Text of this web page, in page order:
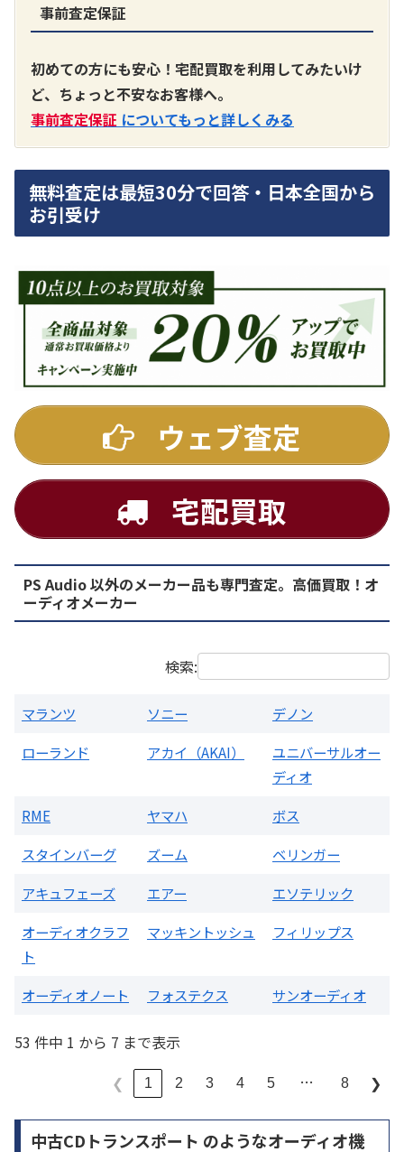
A3300 真空管プリアンプ
買取価格：お問合せください
SONY
DA7000ES アンプ
買取価格：お問合せください
DENON
PMA-1500AE プリメインアンプ
買取価格：お問合せください
事前査定保証
初めての方にも安心！宅配買取を利用してみたいけ
ど、ちょっと不安なお客様へ。
事前査定保証 についてもっと詳しくみる
無料査定は最短30分で回答・日本全国から
お引受け
ウェブ査定
宅配買取
PS Audio 以外のメーカー品も専門査定。高価買取！オ
ーディオメーカー
検索:
マランツ ソニー
デノン
ローランド
アカイ（AKAI）
ユニバーサルオー
ディオ
RME
ヤマハ
ボス
スタインバーグ
ズーム
ベリンガー
アキュフェーズ
エアー
エソテリック
オーディオクラフ
ト
マッキントッシュ フィリップス
オーディオノート フォステクス サンオーディオ
53 件中 1 から 7 まで表示
❮ 1 2 3 4 5 … 8 ❯
中古CDトランスポート のようなオーディオ機